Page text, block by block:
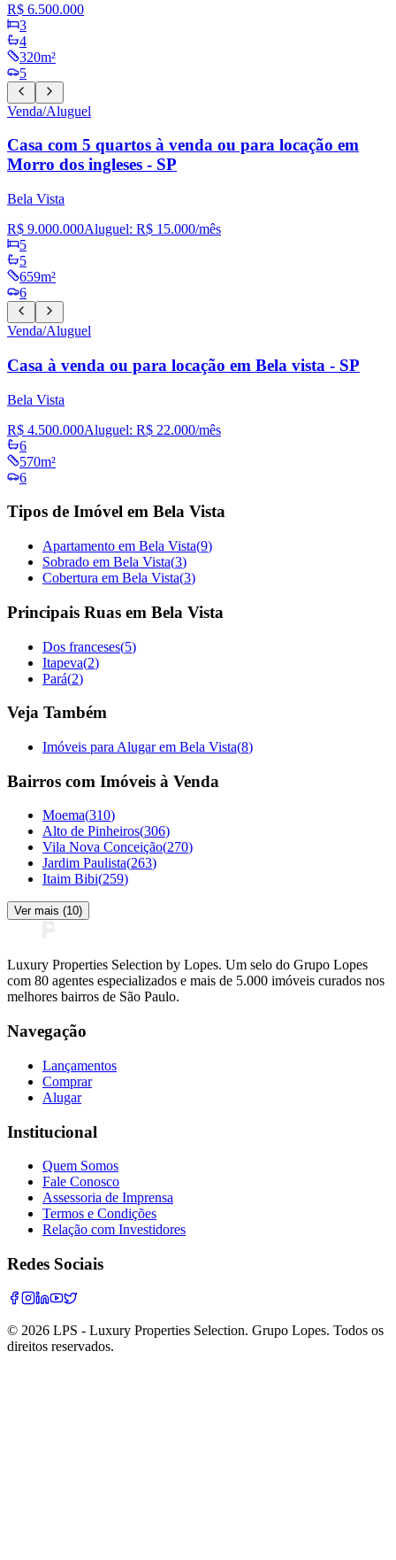
R$ 6.500.000
3
4
320m²
5
Venda/Aluguel
Casa com 5 quartos à venda ou para locação em
Morro dos ingleses - SP
Bela Vista
R$ 9.000.000Aluguel: R$ 15.000/mês
5
5
659m²
6
Venda/Aluguel
Casa à venda ou para locação em Bela vista - SP
Bela Vista
R$ 4.500.000Aluguel: R$ 22.000/mês
6
570m²
6
Tipos de Imóvel em Bela Vista
Apartamento em Bela Vista(9)
Sobrado em Bela Vista(3)
Cobertura em Bela Vista(3)
Principais Ruas em Bela Vista
Dos franceses(5)
Itapeva(2)
Pará(2)
Veja Também
Imóveis para Alugar em Bela Vista(8)
Bairros com Imóveis à Venda
Moema(310)
Alto de Pinheiros(306)
Vila Nova Conceição(270)
Jardim Paulista(263)
Itaim Bibi(259)
Ver mais (10)
Luxury Properties Selection by Lopes. Um selo do Grupo Lopes
com 80 agentes especializados e mais de 5.000 imóveis curados nos
melhores bairros de São Paulo.
Navegação
Lançamentos
Comprar
Alugar
Institucional
Quem Somos
Fale Conosco
Assessoria de Imprensa
Termos e Condições
Relação com Investidores
Redes Sociais
© 2026 LPS - Luxury Properties Selection. Grupo Lopes. Todos os
direitos reservados.